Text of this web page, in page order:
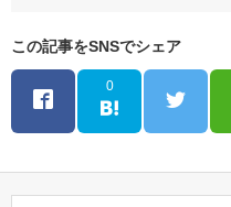
この記事をSNSでシェア
0